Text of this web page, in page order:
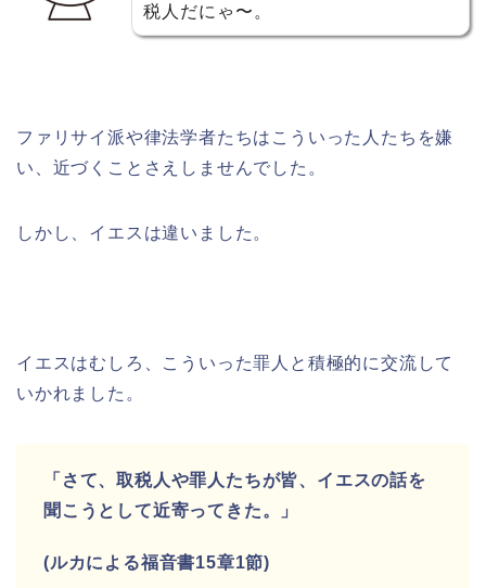
税人だにゃ〜。
ファリサイ派や律法学者たちはこういった人たちを嫌
い、 近づくことさえしませんでした。
しかし、イエスは違いました。
イエスはむしろ、こういった罪人と積極的に交流して
いかれました。
「さて、取税人や罪人たちが皆、イエスの話を
聞こうとして近寄ってきた。」
(ルカによる福音書15章1節)